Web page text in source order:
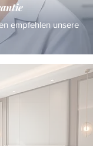
empfehlen unsere